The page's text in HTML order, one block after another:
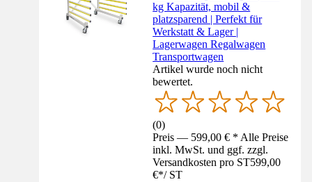
kg Kapazität, mobil &
platzsparend | Perfekt für
Werkstatt & Lager |
Lagerwagen Regalwagen
Transportwagen
Artikel wurde noch nicht
bewertet.
(0)
Preis — 599,00 € * Alle Preise
inkl. MwSt. und ggf. zzgl.
Versandkosten pro ST599,00
€*/ ST